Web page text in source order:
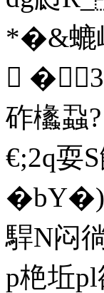
*�&螰

砟欚蝨
€;2q耍
駻N闷
p栬坵